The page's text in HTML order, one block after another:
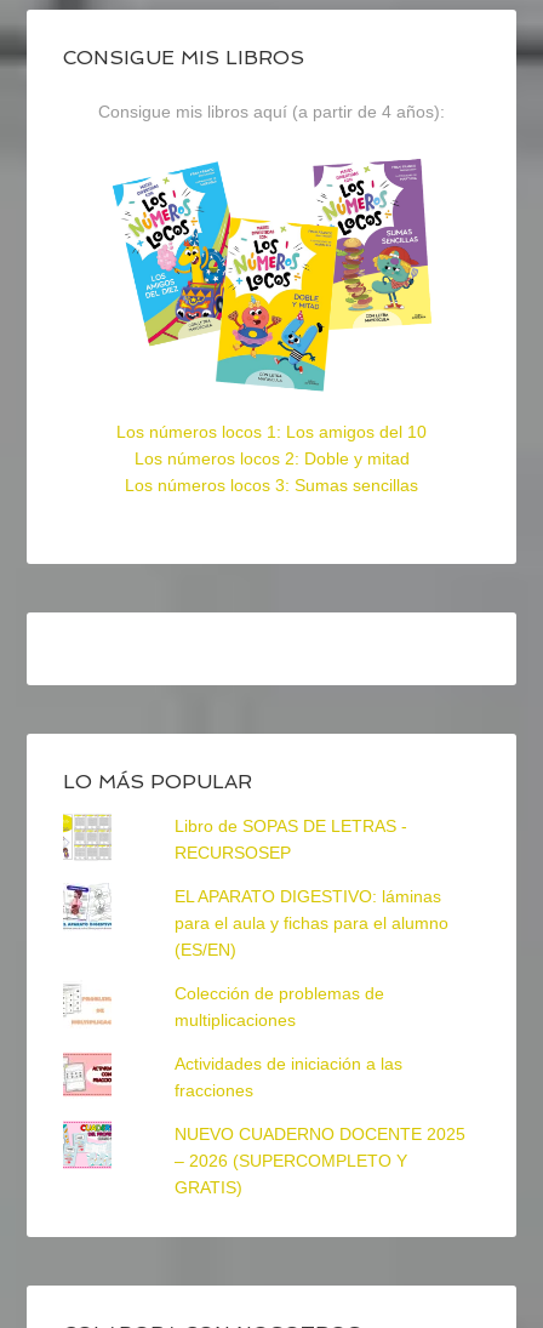
CONSIGUE MIS LIBROS
Consigue mis libros aquí (a partir de 4 años):
Los números locos 1: Los amigos del 10
Los números locos 2: Doble y mitad
Los números locos 3: Sumas sencillas
LO MÁS POPULAR
Libro de SOPAS DE LETRAS -
RECURSOSEP
EL APARATO DIGESTIVO: láminas
para el aula y fichas para el alumno
(ES/EN)
Colección de problemas de
multiplicaciones
Actividades de iniciación a las
fracciones
NUEVO CUADERNO DOCENTE 2025
– 2026 (SUPERCOMPLETO Y
GRATIS)